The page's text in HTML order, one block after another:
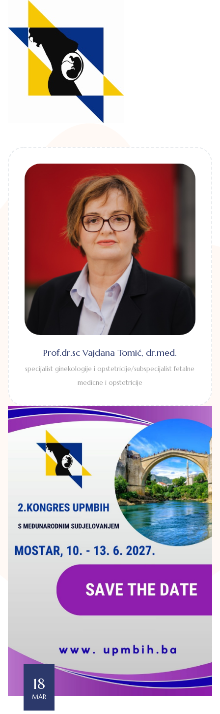
Prof.dr.sc Vajdana Tomić, dr.med.
specijalist ginekologije i opstetricije/subspecijalist fetalne
medicne i opstetricije
18
MAR